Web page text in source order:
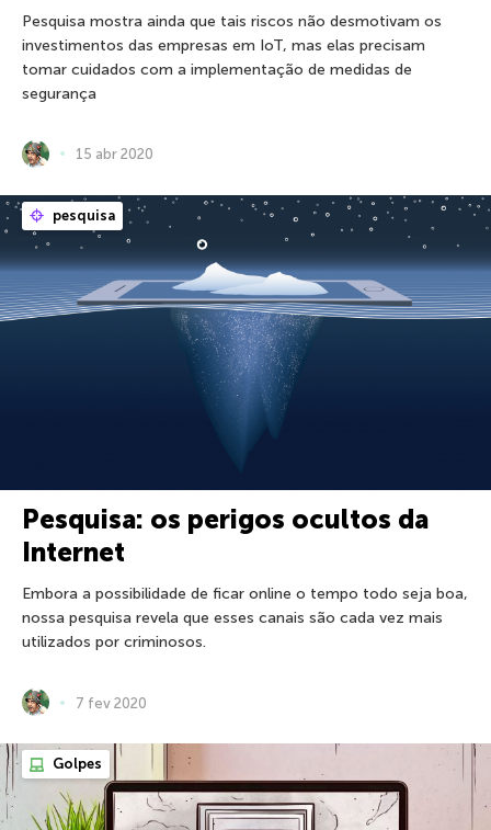
Pesquisa mostra ainda que tais riscos não desmotivam os
investimentos das empresas em IoT, mas elas precisam
tomar cuidados com a implementação de medidas de
segurança
15 abr 2020
pesquisa
Pesquisa: os perigos ocultos da
Internet
Embora a possibilidade de ficar online o tempo todo seja boa,
nossa pesquisa revela que esses canais são cada vez mais
utilizados por criminosos.
7 fev 2020
Golpes